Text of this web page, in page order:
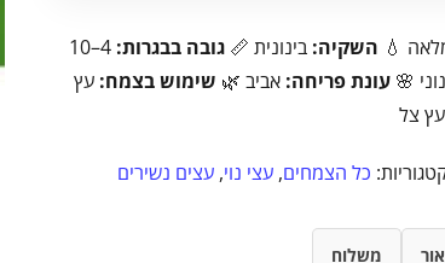
💧 השקיה: בינונית 📏 גובה בבגרות:
4–10
🌸 עונת פריחה: אביב 🌿 שימוש בצמח: עץ
צל
כל הצמחים, עצי נוי, עצים נשירים
משלוח